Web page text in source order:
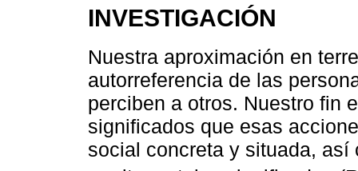
INVESTIGACIÓN
Nuestra aproximación en
autorreferencia de las
perciben a otros. Nuestro fin
significados que esas
social concreta y situada,